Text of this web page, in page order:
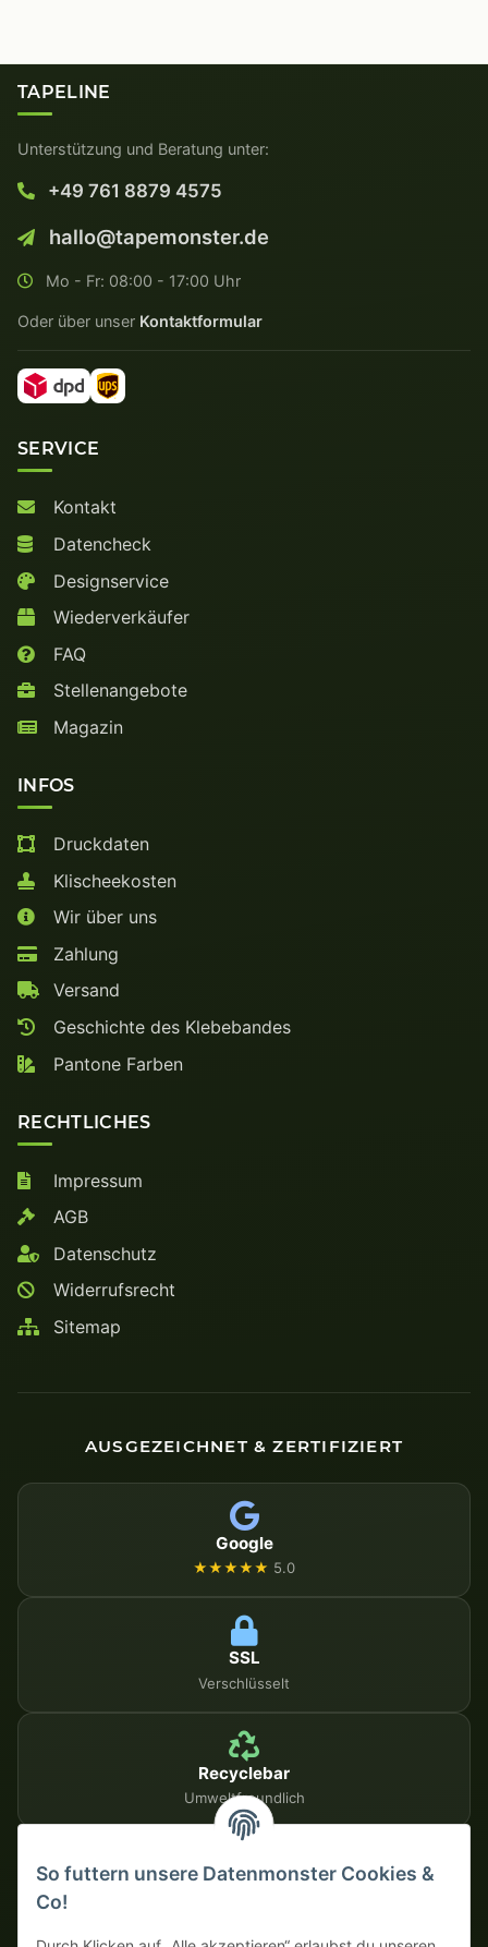
TAPELINE
Unterstützung und Beratung unter:
+49 761 8879 4575
hallo@tapemonster.de
Mo - Fr: 08:00 - 17:00 Uhr
Oder über unser Kontaktformular
SERVICE
Kontakt
Datencheck
Designservice
Wiederverkäufer
FAQ
Stellenangebote
Magazin
INFOS
Druckdaten
Klischeekosten
Wir über uns
Zahlung
Versand
Geschichte des Klebebandes
Pantone Farben
RECHTLICHES
Impressum
AGB
Datenschutz
Widerrufsrecht
Sitemap
AUSGEZEICHNET & ZERTIFIZIERT
Google
★★★★★ 5.0
SSL
Verschlüsselt
Recyclebar
Umweltfreundlich
SICHERE ZAHLUNGSMETHODEN
So futtern unsere Datenmonster Cookies &
Co!